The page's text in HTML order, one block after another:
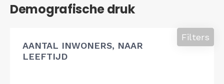
Demografische druk
AANTAL INWONERS, NAAR
LEEFTIJD
Filters